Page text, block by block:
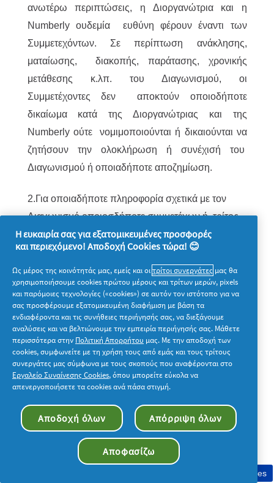
ανωτέρω περιπτώσεις, η Διοργανώτρια και η
Numberly ουδεμία ευθύνη φέρουν έναντι των
Συμμετεχόντων. Σε περίπτωση ανάκλησης,
ματαίωσης, διακοπής, παράτασης, χρονικής
μετάθεσης κ.λπ. του Διαγωνισμού, οι
Συμμετέχοντες δεν αποκτούν οποιοδήποτε
δικαίωμα κατά της Διοργανώτριας και της
Numberly ούτε νομιμοποιούνται ή δικαιούνται να
ζητήσουν την ολοκλήρωση ή συνέχισή του
Διαγωνισμού ή οποιαδήποτε αποζημίωση.
2.Για οποιαδήποτε πληροφορία σχετικά με τον
Διαγωνισμό οποιοσδήποτε συμμετέχων ή τρίτος
μπορεί να επικοινωνήσει με τη Διοργανώτρια και
την Numberly, αποστέλλοντας email στο
service-epithimies@numberly.com.
3.Οι παρόντες Όροι Συμμετοχής διέπονται από το
Ελληνικό Δίκαιο και κάθε τυχόν διαφορά θα
επιλύεται από τα αρμόδια Δικαστήρια των
Αθηνών.
Οποιαδήποτε διάταξη των ανωτέρω όρων
αυτοδικαίως να ισχύει, χωρίς σε καμία
περίπτωση να θίγεται η ισχύς των λοιπών Όρων.
Συγκατάθεση στη χρήση cookies
Η ευκαιρία σας για εξατομικευμένες προσφορές
και περιεχόμενο! Αποδοχή Cookies τώρα! 😊
Ως μέρος της κοινότητάς μας, εμείς και οιτρίτοι συνεργάτες μας θα
χρησιμοποιήσουμε cookies πρώτου μέρους και τρίτων μερών, pixels
και παρόμοιες τεχνολογίες («cookies») σε αυτόν τον ιστότοπο για να
σας προσφέρουμε εξατομικευμένη διαφήμιση με βάση τα
ενδιαφέροντα και τις συνήθειες περιήγησής σας, να διεξάγουμε
αναλύσεις και να βελτιώνουμε την εμπειρία περιήγησής σας. Μάθετε
περισσότερα στην Πολιτική Απορρήτου μας. Με την αποδοχή των
cookies, συμφωνείτε με τη χρήση τους από εμάς και τους τρίτους
συνεργάτες μας σύμφωνα με τους σκοπούς που αναφέρονται στο
Εργαλείο Συναίνεσης Cookies, όπου μπορείτε εύκολα να
απενεργοποιήσετε τα cookies ανά πάσα στιγμή.
Αποδοχή όλων Απόρριψη όλων
Αποφασίζω